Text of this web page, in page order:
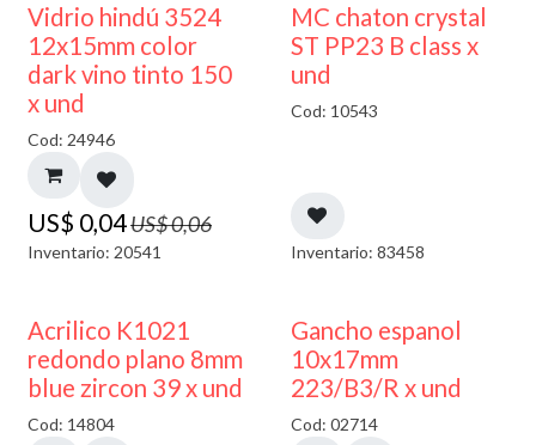
40% DESCUENTO
Vidrio hindú 3524
12x15mm color
dark vino tinto 150
x und
Cod: 24946
US$ 0,04US$0,06
Inventario: 20541
MC chaton crystal
ST PP23 B class x
und
Cod: 10543
Inventario: 83458
50% DESCUENTO
Acrilico K1021
redondo plano 8mm
blue zircon 39 x und
Cod: 14804 50% DESCUENTO
Gancho espanol
10x17mm
223/B3/R x und
Cod: 02714